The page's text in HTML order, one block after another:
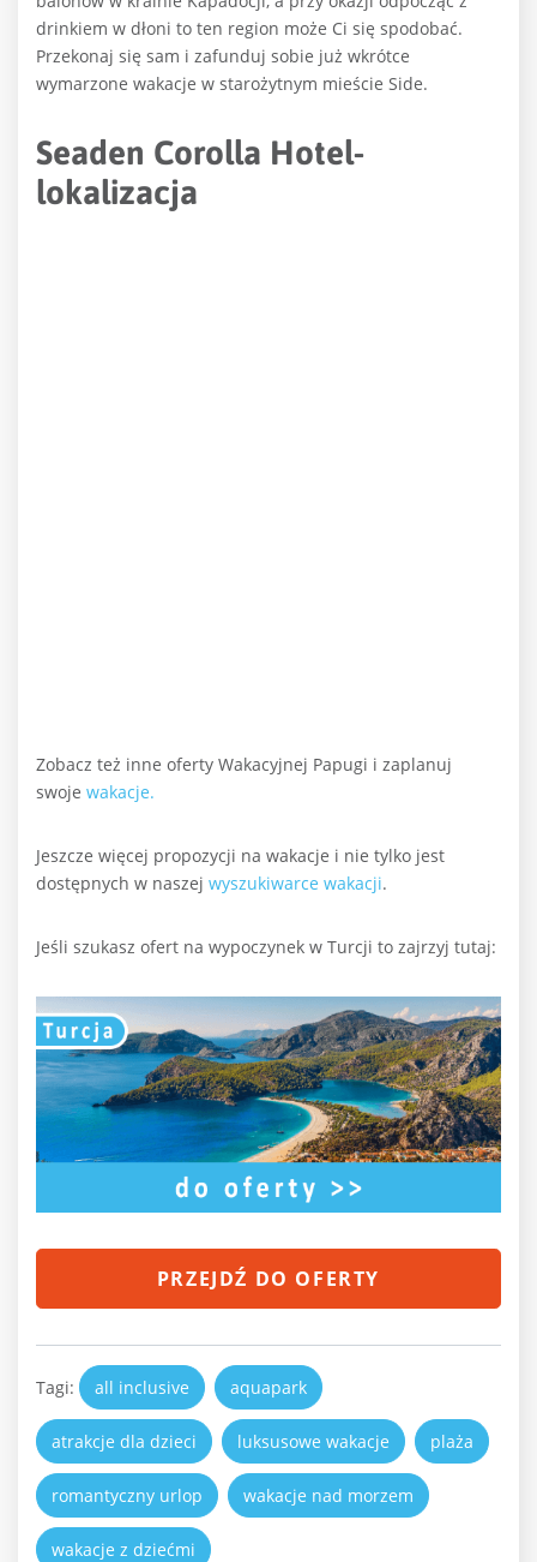
drinkiem w dłoni to ten region może Ci się spodobać.
Przekonaj się sam i zafunduj sobie już wkrótce
wymarzone wakacje w starożytnym mieście Side.
Seaden Corolla Hotel-
lokalizacja
Zobacz też inne oferty Wakacyjnej Papugi i zaplanuj
swoje wakacje.
Jeszcze więcej propozycji na wakacje i nie tylko jest
dostępnych w naszej wyszukiwarce wakacji.
Jeśli szukasz ofert na wypoczynek w Turcji to zajrzyj tutaj:
PRZEJDŹ DO OFERTY
Tagi: all inclusive aquapark
atrakcje dla dzieci luksusowe wakacje plaża
romantyczny urlop wakacje nad morzem
wakacje z dziećmi